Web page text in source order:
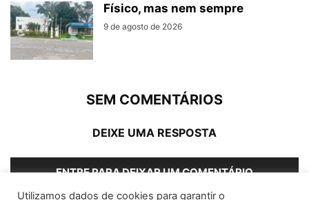
Físico, mas nem sempre
9 de agosto de 2026
SEM COMENTÁRIOS
DEIXE UMA RESPOSTA
ENTRE PARA DEIXAR UM COMENTÁRIO
Utilizamos dados de cookies para garantir o